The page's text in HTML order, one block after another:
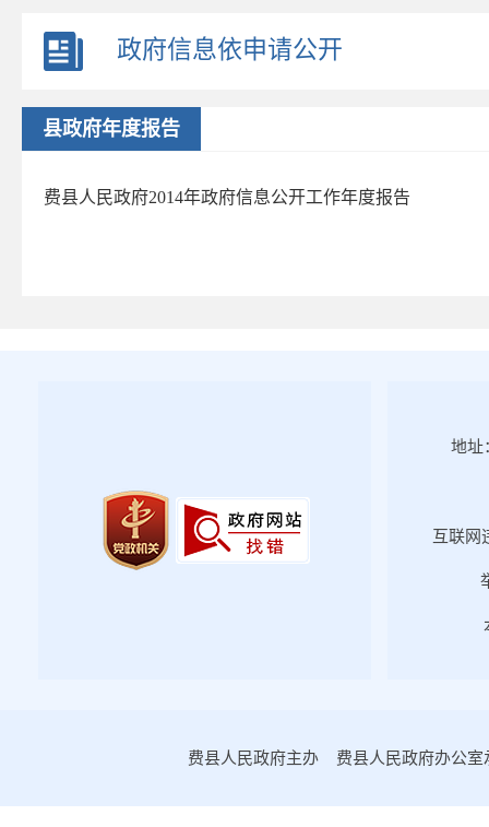
2013年信息公开年报
2011年信息公开年报
2010年信息公开年报
政府信息依申请公开
县政府年度报告
费县人民政府2014年政府信息公开工作年度报告
地址
互联网
费县人民政府主办 费县人民政府办公